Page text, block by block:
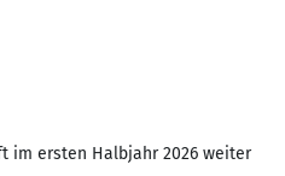
im ersten Halbjahr 2026 weiter